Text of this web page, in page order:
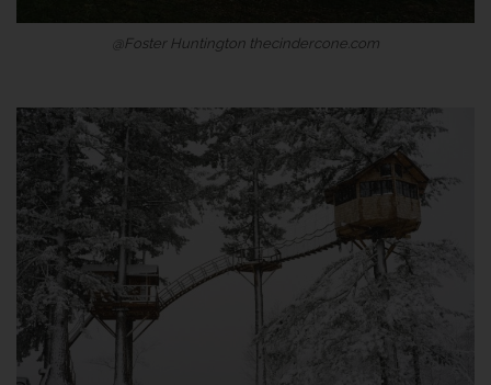
@Foster Huntington thecindercone.com